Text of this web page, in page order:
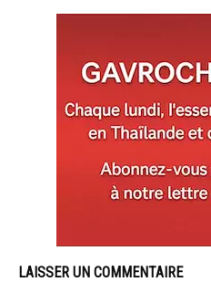
LAISSER UN COMMENTAIRE